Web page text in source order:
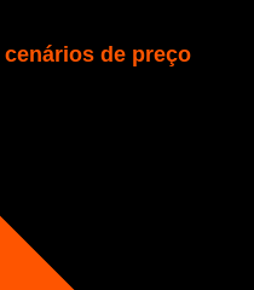
cenários de preço